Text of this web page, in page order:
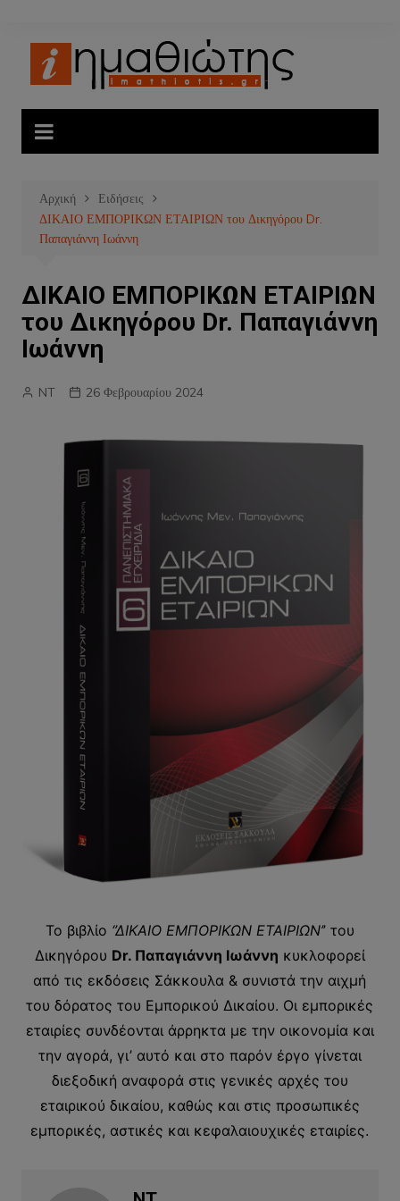
περιεχόμενο
Αρχική
Ειδήσεις
ΔΙΚΑΙΟ ΕΜΠΟΡΙΚΩΝ ΕΤΑΙΡΙΩΝ του Δικηγόρου Dr.
Παπαγιάννη Ιωάννη
ΔΙΚΑΙΟ ΕΜΠΟΡΙΚΩΝ ΕΤΑΙΡΙΩΝ
του Δικηγόρου Dr. Παπαγιάννη
Ιωάννη
NT 26 Φεβρουαρίου 2024
Το βιβλίο ‘’ΔΙΚΑΙΟ ΕΜΠΟΡΙΚΩΝ ΕΤΑΙΡΙΩΝ’’ του
Δικηγόρου Dr. Παπαγιάννη Ιωάννη κυκλοφορεί
από τις εκδόσεις Σάκκουλα & συνιστά την αιχμή
του δόρατος του Εμπορικού Δικαίου. Οι εμπορικές
εταιρίες συνδέονται άρρηκτα με την οικονομία και
την αγορά, γι’ αυτό και στο παρόν έργο γίνεται
διεξοδική αναφορά στις γενικές αρχές του
εταιρικού δικαίου, καθώς και στις προσωπικές
εμπορικές, αστικές και κεφαλαιουχικές εταιρίες.